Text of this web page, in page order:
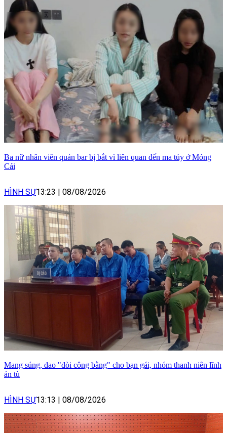
Ba nữ nhân viên quán bar bị bắt vì liên quan đến ma túy ở Móng
Cái
HÌNH SỰ13:23 08/08/2026
Mang súng, dao "đòi công bằng" cho bạn gái, nhóm thanh niên lĩnh
án tù
HÌNH SỰ13:13 08/08/2026